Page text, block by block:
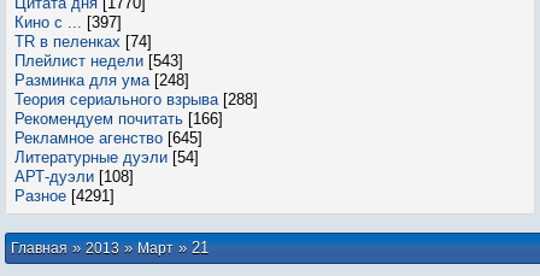
Кино с ... [397]
TR в пеленках [74]
Плейлист недели [543]
Разминка для ума [248]
Теория сериального взрыва [288]
Рекомендуем почитать [166]
Рекламное агенство [645]
Литературные дуэли [54]
АРТ-дуэли [108]
Разное [4291]
Главная»2013 » Март » 21